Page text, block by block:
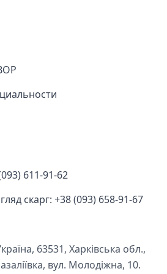
611-91-62
скарг: +38 (093) 658-91-67
63531, Харківська обл.,
вул. Молодіжна, 10.